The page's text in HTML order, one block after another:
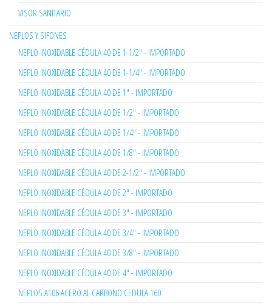
VISOR SANITARIO
NEPLOS Y SIFONES
NEPLO INOXIDABLE CÉDULA 40 DE 1-1/2" - IMPORTADO
NEPLO INOXIDABLE CÉDULA 40 DE 1-1/4" - IMPORTADO
NEPLO INOXIDABLE CÉDULA 40 DE 1" - IMPORTADO
NEPLO INOXIDABLE CÉDULA 40 DE 1/2" - IMPORTADO
NEPLO INOXIDABLE CÉDULA 40 DE 1/4" - IMPORTADO
NEPLO INOXIDABLE CÉDULA 40 DE 1/8" - IMPORTADO
NEPLO INOXIDABLE CÉDULA 40 DE 2-1/2" - IMPORTADO
NEPLO INOXIDABLE CÉDULA 40 DE 2" - IMPORTADO
NEPLO INOXIDABLE CÉDULA 40 DE 3" - IMPORTADO
NEPLO INOXIDABLE CÉDULA 40 DE 3/4" - IMPORTADO
NEPLO INOXIDABLE CÉDULA 40 DE 3/8" - IMPORTADO
NEPLO INOXIDABLE CÉDULA 40 DE 4" - IMPORTADO
NEPLOS A106 ACERO AL CARBONO CEDULA 160